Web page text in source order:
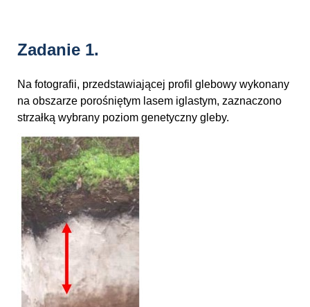
Zadanie 1.
Na fotografii, przedstawiającej profil glebowy wykonany
na obszarze porośniętym lasem iglastym, zaznaczono
strzałką wybrany poziom genetyczny gleby.